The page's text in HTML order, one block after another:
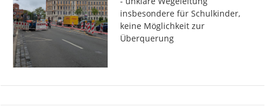
insbesondere für Schulkinder,
keine Möglichkeit zur
Überquerung